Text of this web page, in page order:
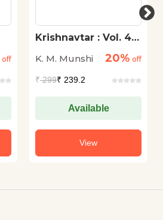
off
Krishnavtar : Vol. 4 :
K. M. Munshi
20% off
₹299₹ 239.2
Available
View